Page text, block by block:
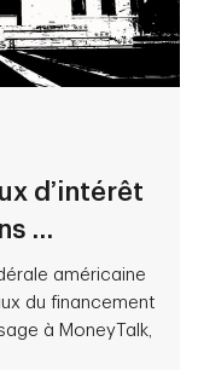
d’intérêt
...
américaine
du financement
à MoneyTalk,